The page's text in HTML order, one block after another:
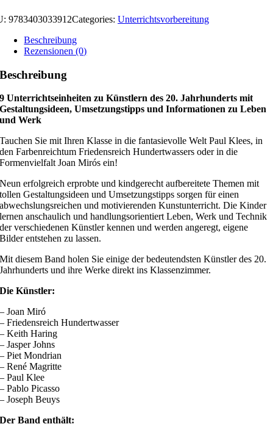
9783403033912Categories: Unterrichtsvorbereitung
Beschreibung
Rezensionen (0)
Beschreibung
9 Unterrichtseinheiten zu Künstlern des 20. Jahrhunderts mit
Gestaltungsideen, Umsetzungstipps und Informationen zu Leben
und Werk
Tauchen Sie mit Ihren Klasse in die fantasievolle Welt Paul Klees, in
den Farbenreichtum Friedensreich Hundertwassers oder in die
Formenvielfalt Joan Mirós ein!
Neun erfolgreich erprobte und kindgerecht aufbereitete Themen mit
tollen Gestaltungsideen und Umsetzungstipps sorgen für einen
abwechslungsreichen und motivierenden Kunstunterricht. Die Kinder
lernen anschaulich und handlungsorientiert Leben, Werk und Technik
der verschiedenen Künstler kennen und werden angeregt, eigene
Bilder entstehen zu lassen.
Mit diesem Band holen Sie einige der bedeutendsten Künstler des 20.
Jahrhunderts und ihre Werke direkt ins Klassenzimmer.
Die Künstler:
– Joan Miró
– Friedensreich Hundertwasser
– Keith Haring
– Jasper Johns
– Piet Mondrian
– René Magritte
– Paul Klee
– Pablo Picasso
– Joseph Beuys
Der Band enthält: